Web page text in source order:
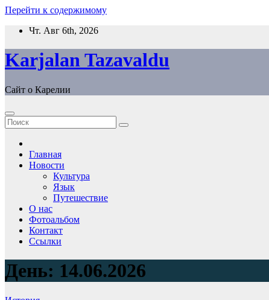
Перейти к содержимому
Чт. Авг 6th, 2026
Karjalan Tazavaldu
Сайт о Карелии
Главная
Новости
Культура
Язык
Путешествие
О нас
Фотоальбом
Контакт
Ссылки
День: 14.06.2026